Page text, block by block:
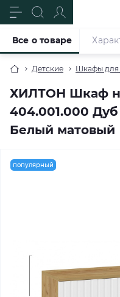
Детские Шкафы для
ХИЛТОН Шкаф
404.001.000
Белый матовый
Все о товаре
популярный